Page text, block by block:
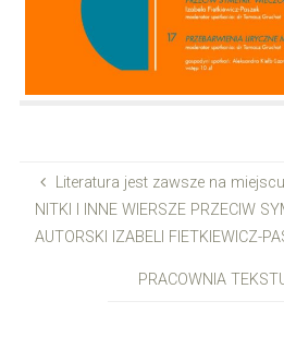
Literatura jest zawsze na miejscu
NITKI I INNE WIERSZE PRZECIW
AUTORSKI IZABELI FIETKIEWICZ-
PRACOWNIA